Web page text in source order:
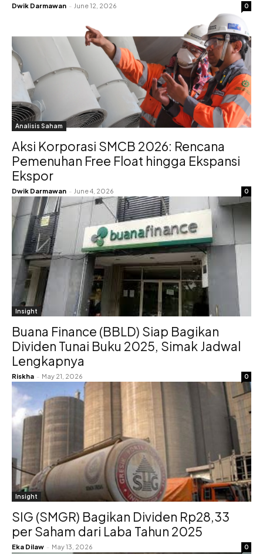
Dwik Darmawan - June 12, 2026 0
Analisis Saham
Aksi Korporasi SMCB 2026: Rencana
Pemenuhan Free Float hingga Ekspansi
Ekspor
Dwik Darmawan - June 4, 2026 0
Insight
Buana Finance (BBLD) Siap Bagikan
Dividen Tunai Buku 2025, Simak Jadwal
Lengkapnya
Riskha - May 21, 2026 0
Insight
SIG (SMGR) Bagikan Dividen Rp28,33
per Saham dari Laba Tahun 2025
Eka Dilaw - May 13, 2026 0